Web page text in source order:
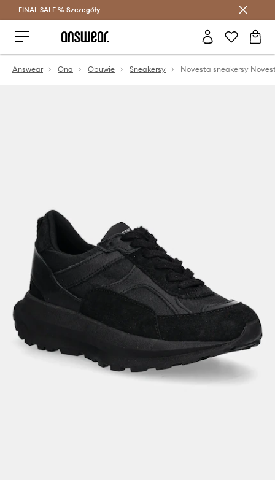
Oszczędzaj z Answear Club >
FINAL SALE % Szczegóły
Answear Ona Obuwie Sneakersy Novesta sneakersy